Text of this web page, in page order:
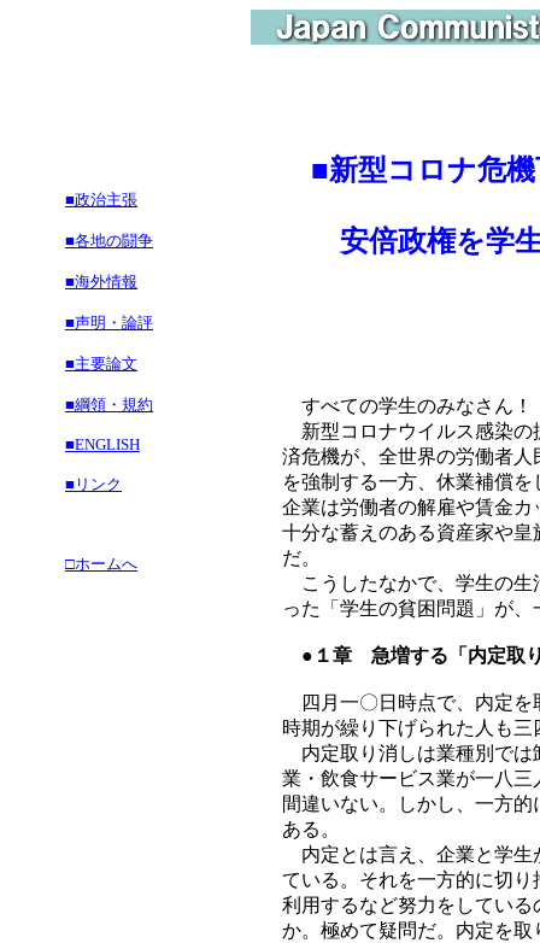
■政治主張
■各地の闘争
■海外情報
■声明・論評
■主要論文
■綱領・規約
■ENGLISH
■リンク
□ホームへ
■新型コロナ危
安倍政権を学生
すべての学生のみなさん！
新型コロナウイルス感染の
済危機が、全世界の労働者
を強制する一方、休業補償
企業は労働者の解雇や賃金
十分な蓄えのある資産家や
だ。
こうしたなかで、学生の生
った「学生の貧困問題」が
●１章 急増する「内定取り
四月一〇日時点で、内定を
時期が繰り下げられた人も三
内定取り消しは業種別では
業・飲食サービス業が一八
間違いない。しかし、一方
ある。
内定とは言え、企業と学生
ている。それを一方的に切
利用するなど努力をしてい
か。極めて疑問だ。内定を